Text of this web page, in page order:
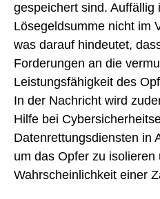
gespeichert sind. Auffällig
Lösegeldsumme nicht im
was darauf hindeutet,
Forderungen an die
Leistungsfähigkeit des
In der Nachricht wird
Hilfe bei
Datenrettungsdiensten in
um das Opfer zu isolieren
Wahrscheinlichkeit einer